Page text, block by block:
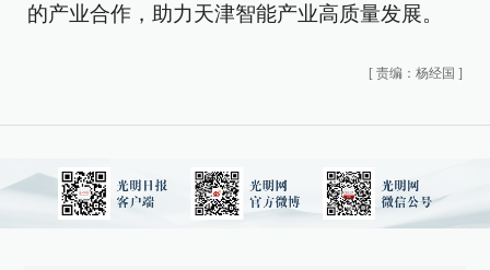
的产业合作，助力天津智能产业高质量发展。
[ 责编：杨经国 ]